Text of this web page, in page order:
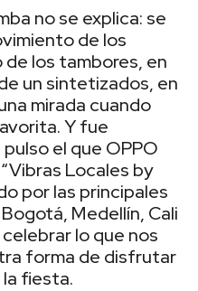
no se explica: se
de los
los tambores, en
un sintetizados, en
mirada cuando
Y fue
el que OPPO
Locales by
por las principales
Medellín, Cali
lo que nos
forma de disfrutar
fiesta.